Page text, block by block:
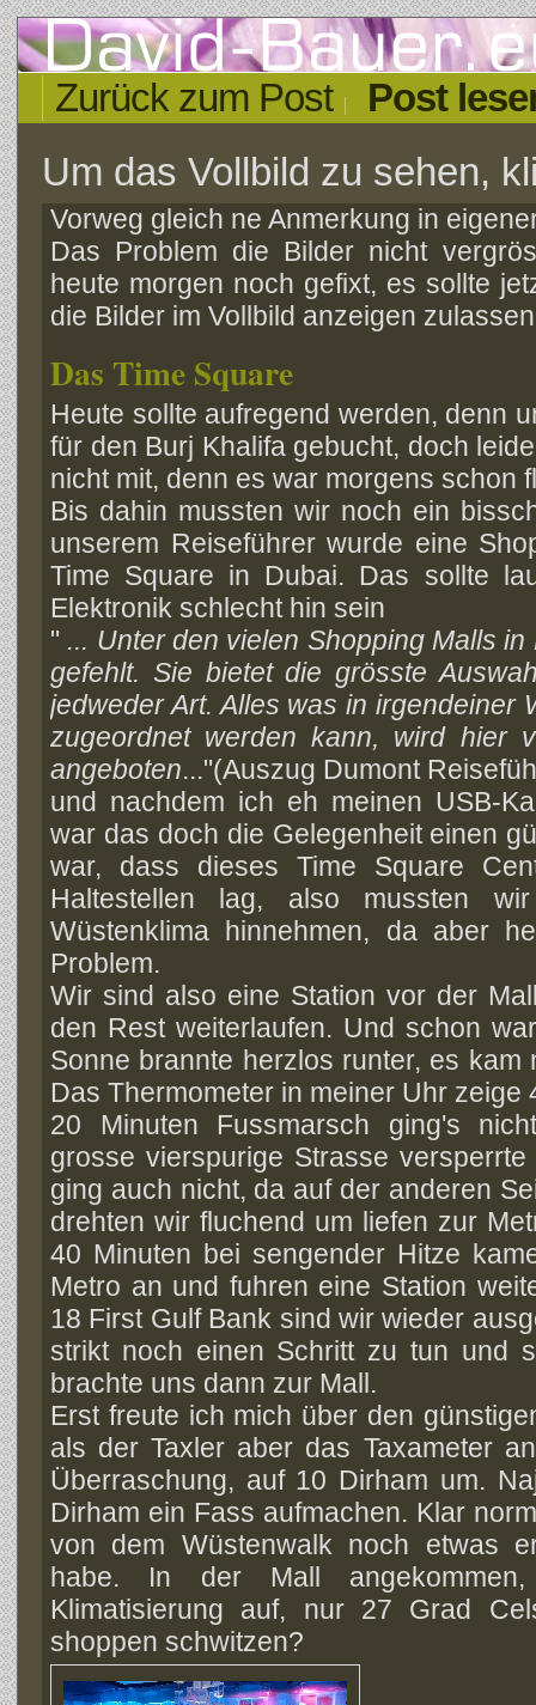
Zurück zum Post
Post
Um das Vollbild zu sehen,
Vorweg gleich ne Anmerkung in
Das Problem die Bilder nicht
heute morgen noch gefixt, es sollte
die Bilder im Vollbild anzeigen
Das Time Square
Heute sollte aufregend werden, denn
für den Burj Khalifa gebucht, doch
nicht mit, denn es war morgens schon
Bis dahin mussten wir noch ein
unserem Reiseführer wurde eine
Time Square in Dubai. Das sollte
Elektronik schlecht hin sein
" ... Unter den vielen Shopping Malls
gefehlt. Sie bietet die grösste
jedweder Art. Alles was in irgendeiner
zugeordnet werden kann, wird hier
angeboten..."(Auszug Dumont
und nachdem ich eh meinen USB-
war das doch die Gelegenheit einen
war, dass dieses Time Square
Haltestellen lag, also mussten
Wüstenklima hinnehmen, da aber
Problem.
Wir sind also eine Station vor der
den Rest weiterlaufen. Und schon
Sonne brannte herzlos runter, es
Das Thermometer in meiner Uhr
20 Minuten Fussmarsch ging's
grosse vierspurige Strasse
ging auch nicht, da auf der anderen
drehten wir fluchend um liefen zur
40 Minuten bei sengender Hitze
Metro an und fuhren eine Station
18 First Gulf Bank sind wir wieder
strikt noch einen Schritt zu tun und
brachte uns dann zur Mall.
Erst freute ich mich über den
als der Taxler aber das Taxameter
Überraschung, auf 10 Dirham um.
Dirham ein Fass aufmachen. Klar
von dem Wüstenwalk noch etwas
habe. In der Mall
Klimatisierung auf, nur 27 Grad
shoppen schwitzen?